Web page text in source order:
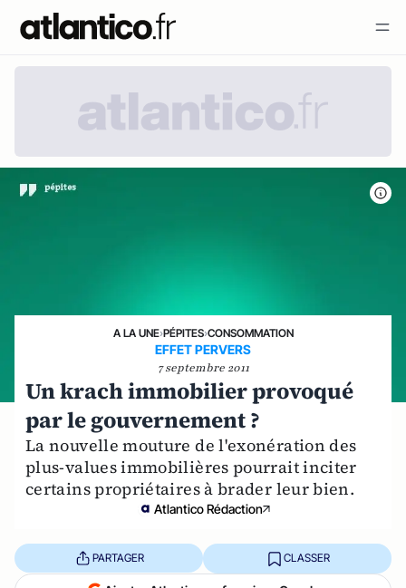
A LA UNE›PÉPITES›CONSOMMATION
EFFET PERVERS
7 septembre 2011
Un krach immobilier provoqué
par le gouvernement ?
La nouvelle mouture de l'exonération des
plus-values immobilières pourrait inciter
certains propriétaires à brader leur bien.
Atlantico Rédaction
PARTAGER CLASSER